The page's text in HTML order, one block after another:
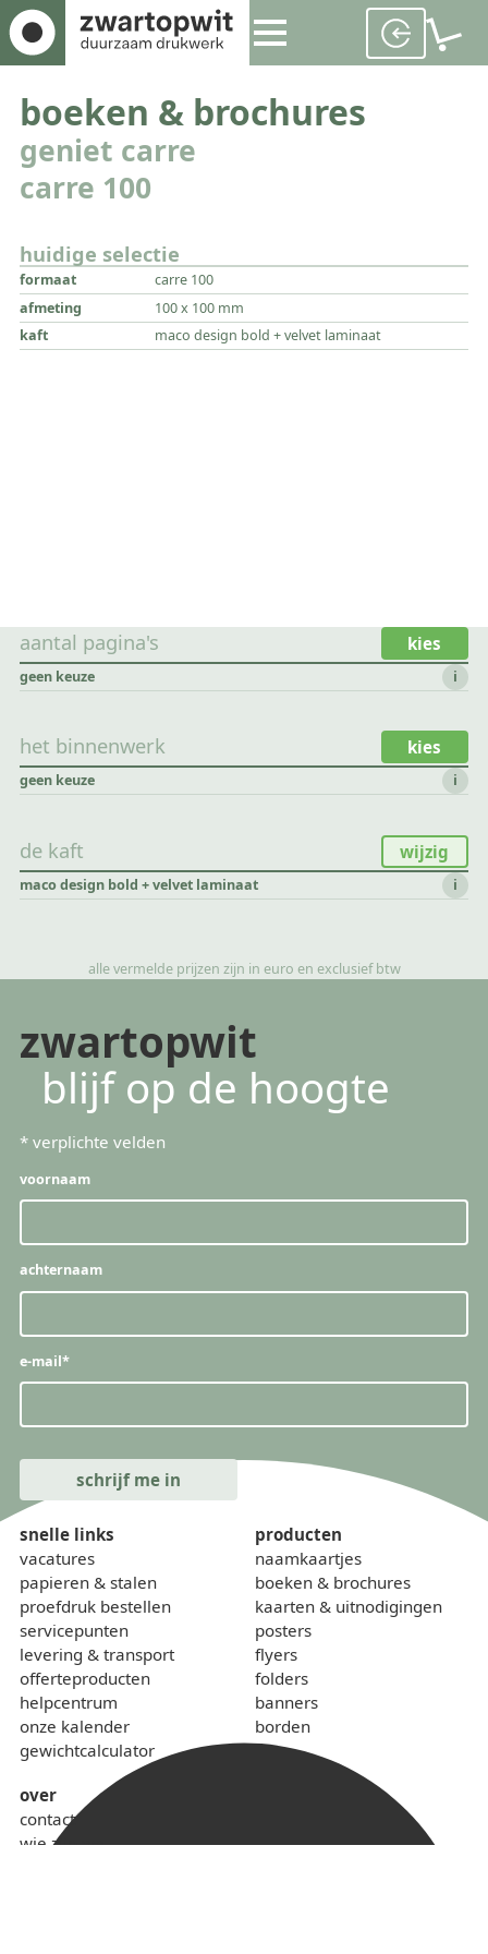
boeken & brochures
geniet carre
carre 100
huidige selectie
formaat
carre 100
afmeting
100 x 100 mm
kaft
maco design bold + velvet laminaat
aantal pagina's kies
geen keuze i
het binnenwerk kies
geen keuze i
de kaft wijzig
maco design bold + velvet laminaat i
alle vermelde prijzen zijn in euro en exclusief btw
zwartopwit
blijf op de hoogte
* verplichte velden
voornaam
achternaam
e-mail*
snelle links
vacatures
papieren & stalen
proefdruk bestellen
servicepunten
levering & transport
offerteproducten
helpcentrum
onze kalender
gewichtcalculator
over
contact
wie zijn we
producten
naamkaartjes
boeken & brochures
kaarten & uitnodigingen
posters
flyers
folders
banners
borden